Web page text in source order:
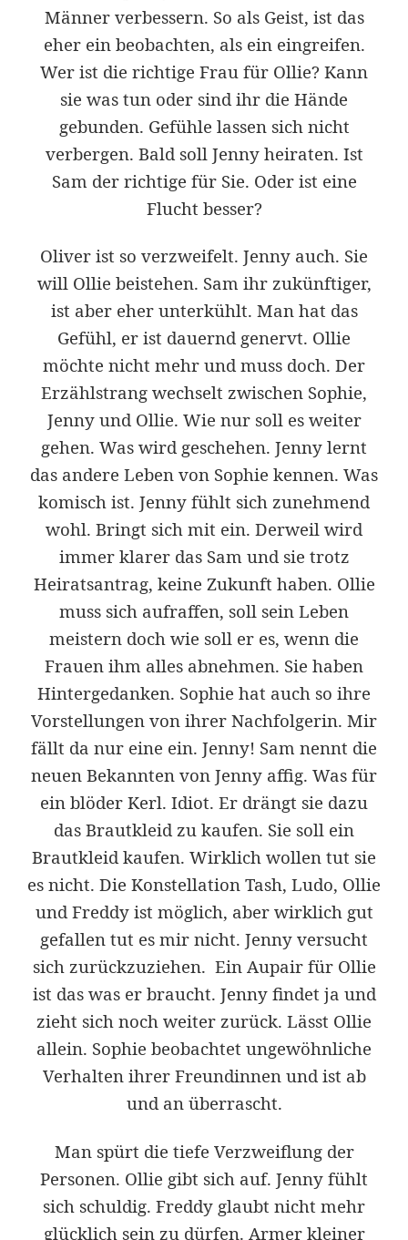
Männer verbessern. So als Geist, ist das
eher ein beobachten, als ein eingreifen.
Wer ist die richtige Frau für Ollie? Kann
sie was tun oder sind ihr die Hände
gebunden. Gefühle lassen sich nicht
verbergen. Bald soll Jenny heiraten. Ist
Sam der richtige für Sie. Oder ist eine
Flucht besser?
Oliver ist so verzweifelt. Jenny auch. Sie
will Ollie beistehen. Sam ihr zukünftiger,
ist aber eher unterkühlt. Man hat das
Gefühl, er ist dauernd genervt. Ollie
möchte nicht mehr und muss doch. Der
Erzählstrang wechselt zwischen Sophie,
Jenny und Ollie. Wie nur soll es weiter
gehen. Was wird geschehen. Jenny lernt
das andere Leben von Sophie kennen. Was
komisch ist. Jenny fühlt sich zunehmend
wohl. Bringt sich mit ein. Derweil wird
immer klarer das Sam und sie trotz
Heiratsantrag, keine Zukunft haben. Ollie
muss sich aufraffen, soll sein Leben
meistern doch wie soll er es, wenn die
Frauen ihm alles abnehmen. Sie haben
Hintergedanken. Sophie hat auch so ihre
Vorstellungen von ihrer Nachfolgerin. Mir
fällt da nur eine ein. Jenny! Sam nennt die
neuen Bekannten von Jenny affig. Was für
ein blöder Kerl. Idiot. Er drängt sie dazu
das Brautkleid zu kaufen. Sie soll ein
Brautkleid kaufen. Wirklich wollen tut sie
es nicht. Die Konstellation Tash, Ludo, Ollie
und Freddy ist möglich, aber wirklich gut
gefallen tut es mir nicht. Jenny versucht
sich zurückzuziehen. Ein Aupair für Ollie
ist das was er braucht. Jenny findet ja und
zieht sich noch weiter zurück. Lässt Ollie
allein. Sophie beobachtet ungewöhnliche
Verhalten ihrer Freundinnen und ist ab
und an überrascht.
Man spürt die tiefe Verzweiflung der
Personen. Ollie gibt sich auf. Jenny fühlt
sich schuldig. Freddy glaubt nicht mehr
glücklich sein zu dürfen. Armer kleiner